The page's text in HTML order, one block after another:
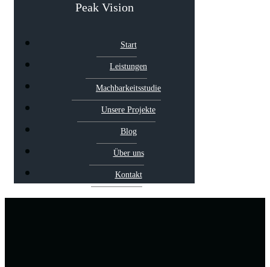
Peak Vision
Start
Leistungen
Machbarkeitsstudie
Unsere Projekte
Blog
Über uns
Kontakt